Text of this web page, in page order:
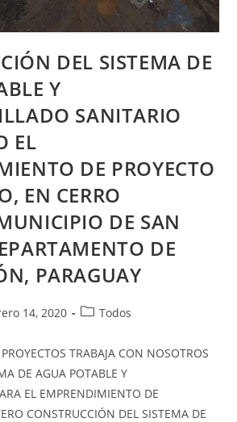
DEL SISTEMA DE
Y
SANITARIO
EL
DE PROYECTO
EN CERRO
DE SAN
DE
PARAGUAY
14, 2020 Todos
TRABAJA CON NOSOTROS
DE AGUA POTABLE Y
EL EMPRENDIMIENTO DE
CONSTRUCCIÓN DEL SISTEMA DE